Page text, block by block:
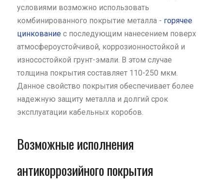
условиями возможно использовать
комбинированного покрытие металла - горячее
цинкование с последующим нанесением поверх
атмосфероустойчивой, коррозионностойкой и
износостойкой грунт-эмали. В этом случае
толщина покрытия составляет 110-250 мкм.
Данное свойство покрытия обеспечивает более
надежную защиту металла и долгий срок
эксплуатации кабельных коробов.
Возможные исполнения
антикоррозийного покрытия